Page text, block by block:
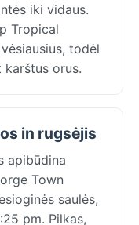
iki vidaus.
Tropical
todėl
orus.
in rugsėjis
apibūdina
Town
saulės,
pm. Pilkas,